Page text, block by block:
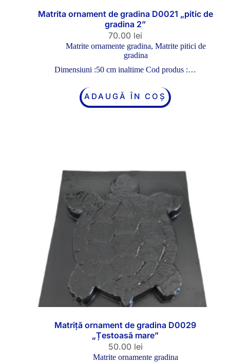
Matrita ornament de gradina D0021 „pitic de
gradina 2”
70.00 lei
Matrite ornamente gradina, Matrite pitici de
gradina
Dimensiuni :50 cm inaltime Cod produs :…
ADAUGĂ ÎN COȘ
Matriță ornament de gradina D0029
„Țestoasă mare”
50.00 lei
Matrite ornamente gradina